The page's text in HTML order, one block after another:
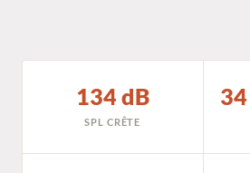
134 dB
SPL CRÊTE